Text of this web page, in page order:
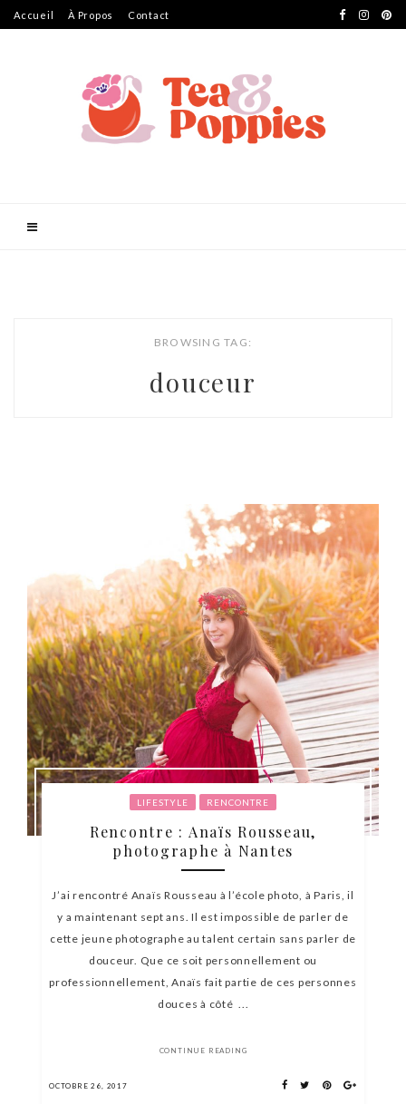
Accueil À Propos Contact
BROWSING TAG:
douceur
LIFESTYLE RENCONTRE
Rencontre : Anaïs Rousseau,
photographe à Nantes
J’ai rencontré Anaïs Rousseau à l’école photo, à Paris, il
y a maintenant sept ans. Il est impossible de parler de
cette jeune photographe au talent certain sans parler de
douceur. Que ce soit personnellement ou
professionnellement, Anaïs fait partie de ces personnes
douces à côté ...
CONTINUE READING
OCTOBRE 26, 2017